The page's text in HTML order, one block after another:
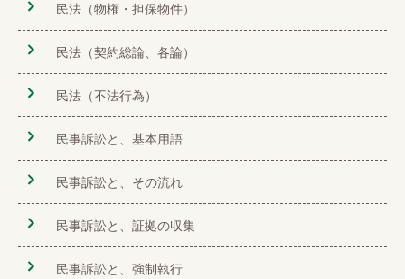
民法（物権・担保物件）
民法（契約総論、各論）
民法（不法行為）
民事訴訟と、基本用語
民事訴訟と、その流れ
民事訴訟と、証拠の収集
民事訴訟と、強制執行